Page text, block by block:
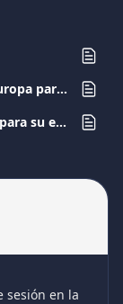
Viva.com - el 1er banco tecnológico de Europa para empresas - Preguntas frecuentes
Principales razones para elegir Viva.com para su empresa
sesión en la